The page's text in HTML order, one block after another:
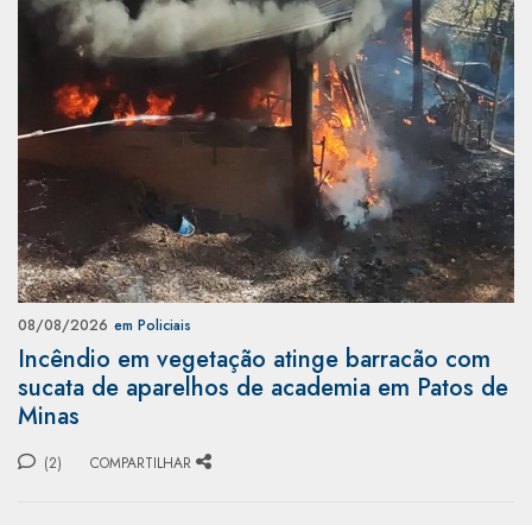
08/08/2026 em Policiais
Incêndio em vegetação atinge barracão com
sucata de aparelhos de academia em Patos de
Minas
(2) COMPARTILHAR